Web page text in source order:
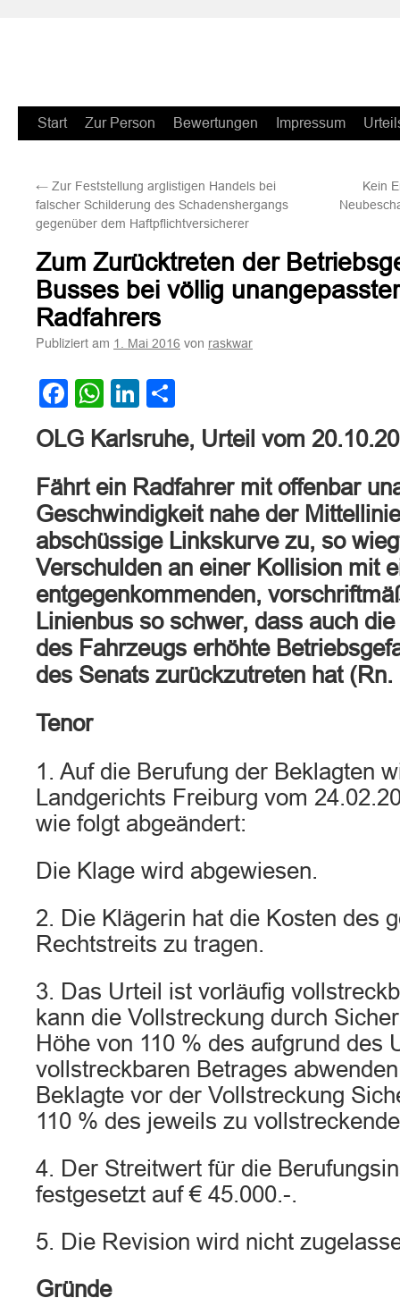
Zum
springen
Start Zur Person Bewertungen Impressum
← Zur Feststellung arglistigen Handels bei
falscher Schilderung des Schadenshergangs
gegenüber dem Haftpflichtversicherer
Kein
Zum Zurücktreten der
Busses bei völlig
Radfahrers
Publiziert am 1. Mai 2016 von raskwar
Facebook
WhatsApp
LinkedIn
OLG Karlsruhe, Urteil vom
Fährt ein Radfahrer mit offenbar
Geschwindigkeit nahe der
abschüssige Linkskurve zu, so
Verschulden an einer Kollision mit
entgegenkommenden,
Linienbus so schwer, dass auch
des Fahrzeugs erhöhte
des Senats zurückzutreten hat (Rn.
Tenor
1. Auf die Berufung der Beklagten
Landgerichts Freiburg vom
wie folgt abgeändert:
Die Klage wird abgewiesen.
2. Die Klägerin hat die Kosten des
Rechtstreits zu tragen.
3. Das Urteil ist vorläufig
kann die Vollstreckung durch
Höhe von 110 % des aufgrund des
vollstreckbaren Betrages
Beklagte vor der Vollstreckung
110 % des jeweils zu
4. Der Streitwert für die
festgesetzt auf € 45.000.-.
5. Die Revision wird nicht
Gründe